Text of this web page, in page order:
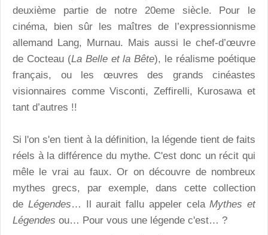
deuxième partie de notre 20eme siècle.
Pour le
cinéma, bien sûr les maîtres de l’expressionnisme
allemand Lang, Murnau. Mais aussi le chef-d’œuvre
de Cocteau (La Belle et la Bête), le réalisme poétique
français, ou les œuvres des grands cinéastes
visionnaires comme Visconti, Zeffirelli, Kurosawa et
tant d’autres !!
Si l'on s'en tient à la définition, la légende tient de faits
réels à la différence du mythe. C'est donc un récit qui
mêle le vrai au faux. Or on découvre de nombreux
mythes grecs, par exemple, dans cette collection
de Légendes… Il aurait fallu appeler celaMythes et
Légendes ou… Pour vous une légende c'est… ?